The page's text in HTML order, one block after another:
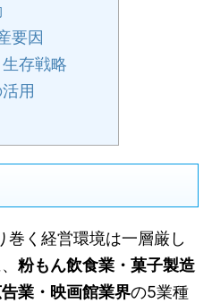
要因
存戦略
用
く経営環境は一層厳し
粉もん飲食業・菓子製造
業・映画館業界の5業種